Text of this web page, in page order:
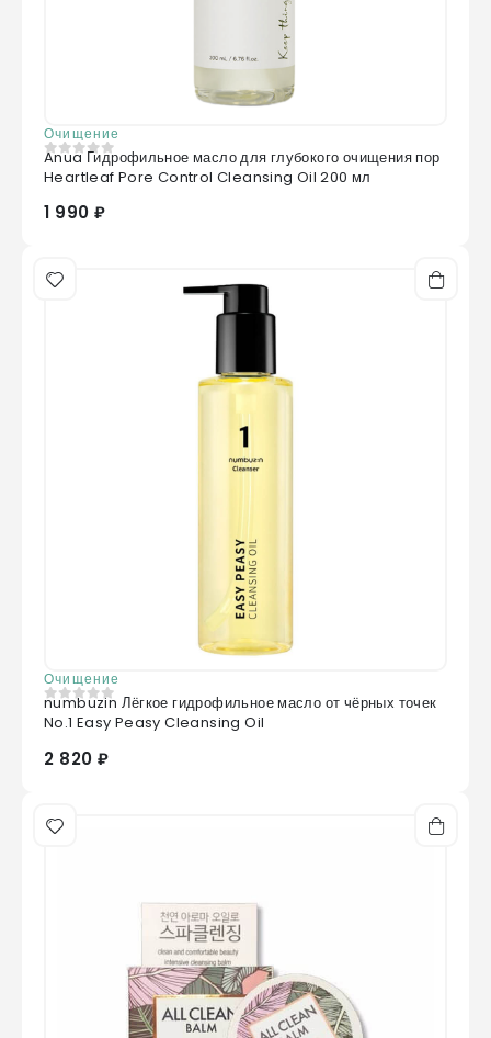
Очищение
0из 5
Anua Гидрофильное масло для глубокого очищения пор
Heartleaf Pore Control Cleansing Oil 200 мл
1 990 ₽
Очищение
0из 5
numbuzin Лёгкое гидрофильное масло от чёрных точек
No.1 Easy Peasy Cleansing Oil
2 820 ₽